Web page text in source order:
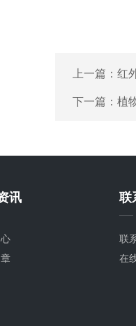
上一篇： 红
下一篇： 植
讯 联
联
在